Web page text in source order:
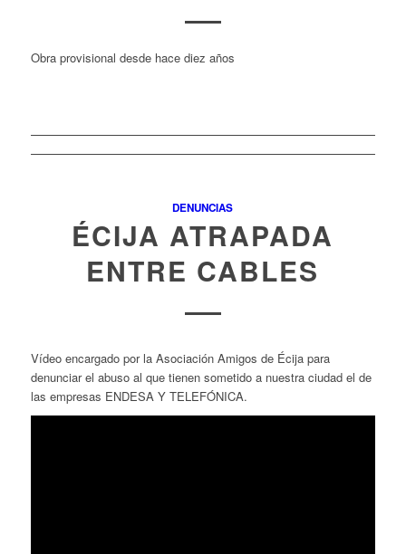
Obra provisional desde hace diez años
DENUNCIAS
ÉCIJA ATRAPADA
ENTRE CABLES
Vídeo encargado por la Asociación Amigos de Écija para
denunciar el abuso al que tienen sometido a nuestra ciudad el de
las empresas ENDESA Y TELEFÓNICA.